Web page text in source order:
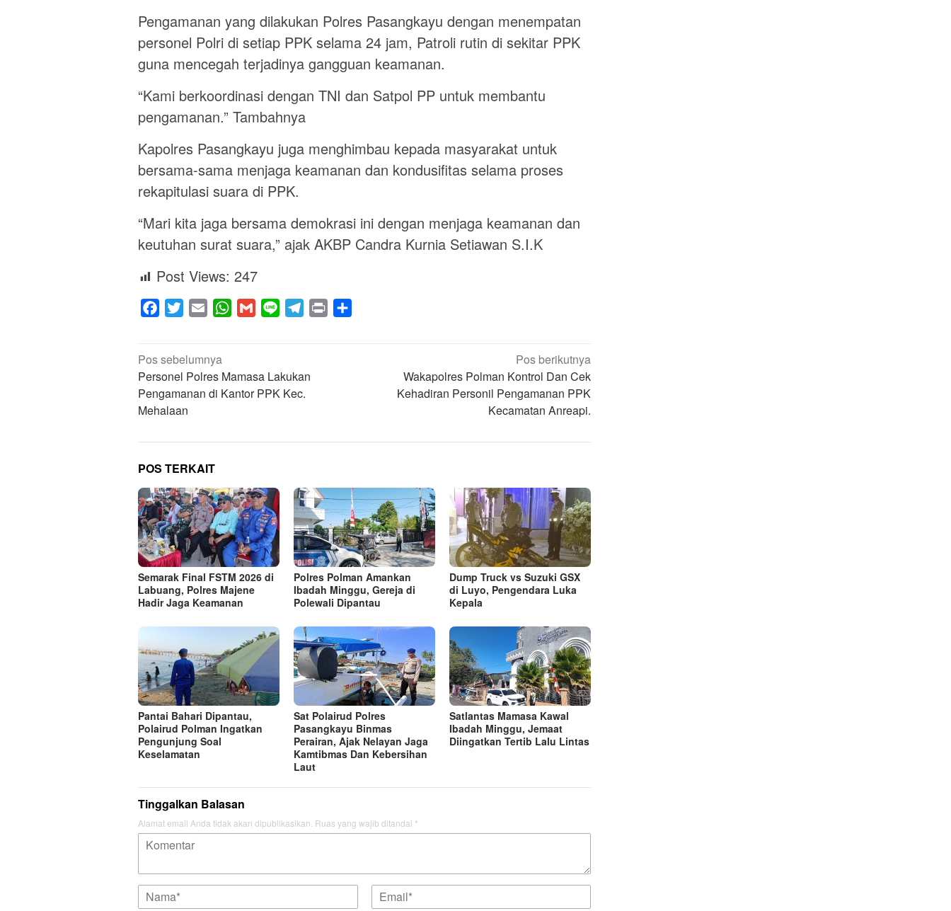
Pengamanan yang dilakukan Polres Pasangkayu dengan menempatan
personel Polri di setiap PPK selama 24 jam, Patroli rutin di sekitar PPK
guna mencegah terjadinya gangguan keamanan.
“Kami berkoordinasi dengan TNI dan Satpol PP untuk membantu
pengamanan.” Tambahnya
Kapolres Pasangkayu juga menghimbau kepada masyarakat untuk
bersama-sama menjaga keamanan dan kondusifitas selama proses
rekapitulasi suara di PPK.
“Mari kita jaga bersama demokrasi ini dengan menjaga keamanan dan
keutuhan surat suara,” ajak AKBP Candra Kurnia Setiawan S.I.K
Post Views: 247
Facebook
Twitter Email WhatsApp
Gmail Line Telegram
Print
Navigasi
pos
Pos sebelumnya
Personel Polres Mamasa Lakukan
Pengamanan di Kantor PPK Kec.
Mehalaan
Pos berikutnya
Wakapolres Polman Kontrol Dan Cek
Kehadiran Personil Pengamanan PPK
Kecamatan Anreapi.
POS TERKAIT
Semarak Final FSTM 2026 di
Labuang, Polres Majene
Hadir Jaga Keamanan
Polres Polman Amankan
Ibadah Minggu, Gereja di
Polewali Dipantau
Dump Truck vs Suzuki GSX
di Luyo, Pengendara Luka
Kepala
Pantai Bahari Dipantau,
Polairud Polman Ingatkan
Pengunjung Soal
Keselamatan
Sat Polairud Polres
Pasangkayu Binmas
Perairan, Ajak Nelayan Jaga
Kamtibmas Dan Kebersihan
Laut
Satlantas Mamasa Kawal
Ibadah Minggu, Jemaat
Diingatkan Tertib Lalu Lintas
Tinggalkan Balasan
Alamat email Anda tidak akan dipublikasikan. Ruas yang wajib ditandai *